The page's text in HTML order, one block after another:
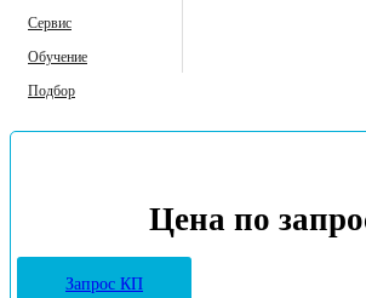
Сервис
Обучение
Подбор
Цена по
Запрос КП